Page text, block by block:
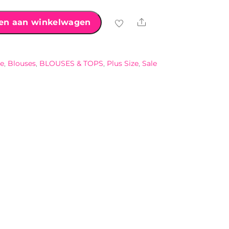
aan winkelwagen Share
Blouses BLOUSES & TOPS Plus Size ,Sale